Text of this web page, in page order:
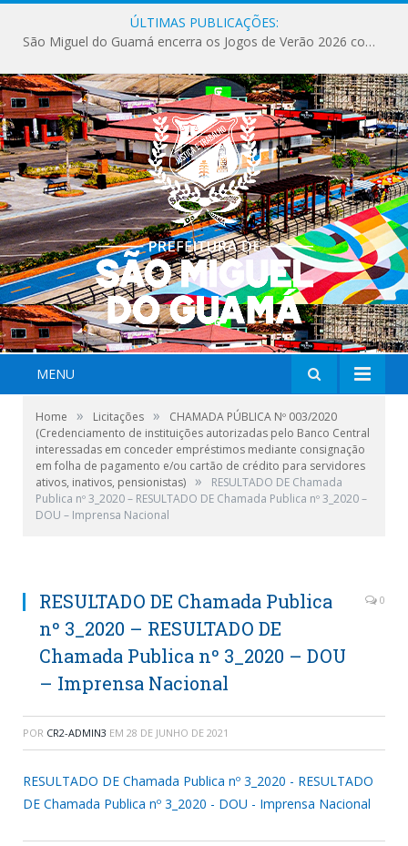
ÚLTIMAS PUBLICAÇÕES:
São Miguel do Guamá encerra os Jogos de Verão 2026 com sucesso de público e competições.
MENU
Home » Licitações »
CHAMADA PÚBLICA Nº 003/2020
(Credenciamento de instituições autorizadas pelo Banco Central
interessadas em conceder empréstimos mediante consignação
em folha de pagamento e/ou cartão de crédito para servidores
ativos, inativos, pensionistas) »
RESULTADO DE Chamada
Publica nº 3_2020 – RESULTADO DE Chamada Publica nº 3_2020 –
DOU – Imprensa Nacional
RESULTADO DE Chamada Publica
nº 3_2020 – RESULTADO DE
Chamada Publica nº 3_2020 – DOU
– Imprensa Nacional
0
POR CR2-ADMIN3 EM 28 DE JUNHO DE 2021
RESULTADO DE Chamada Publica nº 3_2020 - RESULTADO
DE Chamada Publica nº 3_2020 - DOU - Imprensa Nacional